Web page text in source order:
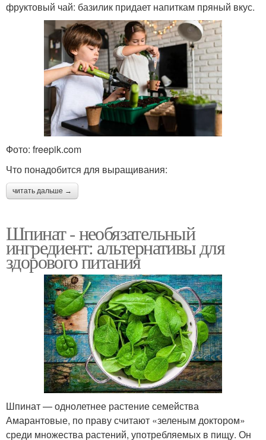
фруктовый чай: базилик придает напиткам пряный вкус.
Фото: freepik.com
Что понадобится для выращивания:
читать дальше →
Шпинат - необязательный
ингредиент: альтернативы для
здорового питания
Шпинат — однолетнее растение семейства
Амарантовые, по праву считают «зеленым доктором»
среди множества растений, употребляемых в пищу. Он